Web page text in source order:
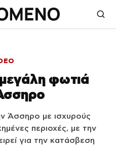
φωτιά
Άσσηρο με ισχυρούς
περιοχές, με την
για την κατάσβεση